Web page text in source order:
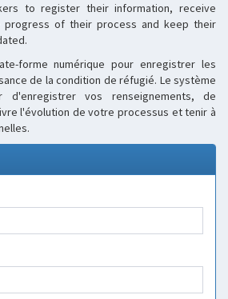
to register their information, receive
progress of their process and keep their
forme numérique pour enregistrer les
de la condition de réfugié. Le système
d'enregistrer vos renseignements, de
l'évolution de votre processus et tenir à